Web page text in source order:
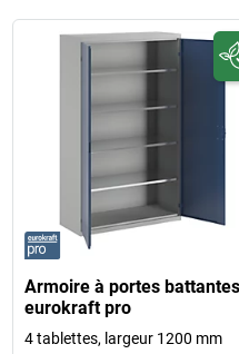
Armoire à portes
eurokraft pro
4 tablettes, largeur 1200 mm